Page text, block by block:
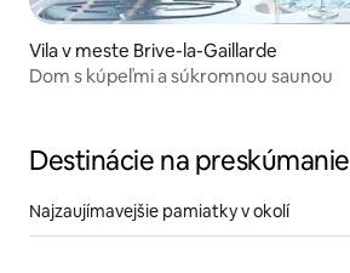
Vila v meste Brive-la-Gaillarde
Dom s kúpeľmi a súkromnou saunou
Destinácie na preskúmanie
Najzaujímavejšie pamiatky v okolí